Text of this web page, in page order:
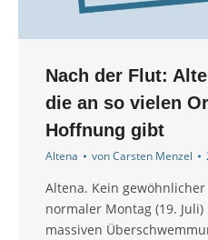
Nach der Flut:
die an so vielen
Hoffnung gibt
Altena vonCarsten Menzel
Altena. Kein
normaler Montag (19.
massiven